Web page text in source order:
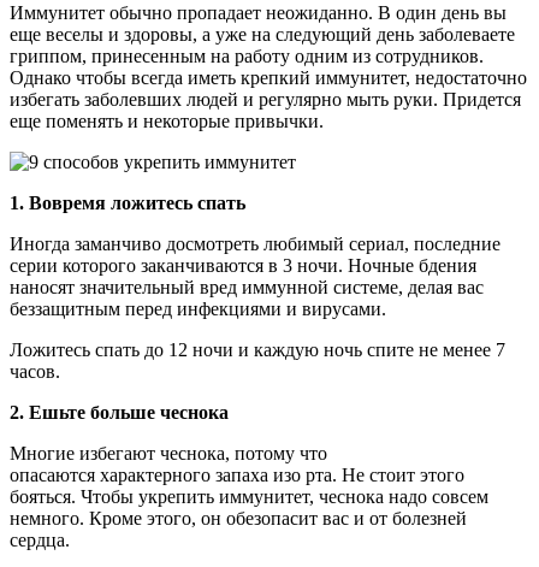
Иммунитет обычно пропадает неожиданно. В один день вы
еще веселы и здоровы, а уже на следующий день заболеваете
гриппом, принесенным на работу одним из сотрудников.
Однако чтобы всегда иметь крепкий иммунитет, недостаточно
избегать заболевших людей и регулярно мыть руки. Придется
еще поменять и некоторые привычки.
1. Вовремя ложитесь спать
Иногда заманчиво досмотреть любимый сериал, последние
серии которого заканчиваются в 3 ночи. Ночные бдения
наносят значительный вред иммунной системе, делая вас
беззащитным перед инфекциями и вирусами.
Ложитесь спать до 12 ночи и каждую ночь спите не менее 7
часов.
2. Ешьте больше чеснока
Многие избегают чеснока, потому что
опасаются характерного запаха изо рта. Не стоит этого
бояться. Чтобы укрепить иммунитет, чеснока надо совсем
немного. Кроме этого, он обезопасит вас и от болезней
сердца.